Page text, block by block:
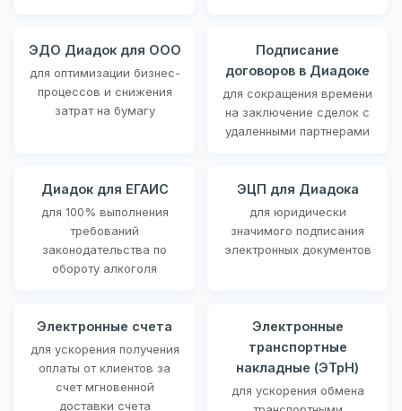
ЭДО Диадок для ООО
для оптимизации бизнес-
процессов и снижения
затрат на бумагу
Подписание
договоров в Диадоке
для сокращения времени
на заключение сделок с
удаленными партнерами
Диадок для ЕГАИС
для 100% выполнения
требований
законодательства по
обороту алкоголя
ЭЦП для Диадока
для юридически
значимого подписания
электронных документов
Электронные счета
для ускорения получения
оплаты от клиентов за
счет мгновенной
доставки счета
Электронные
транспортные
накладные (ЭТрН)
для ускорения обмена